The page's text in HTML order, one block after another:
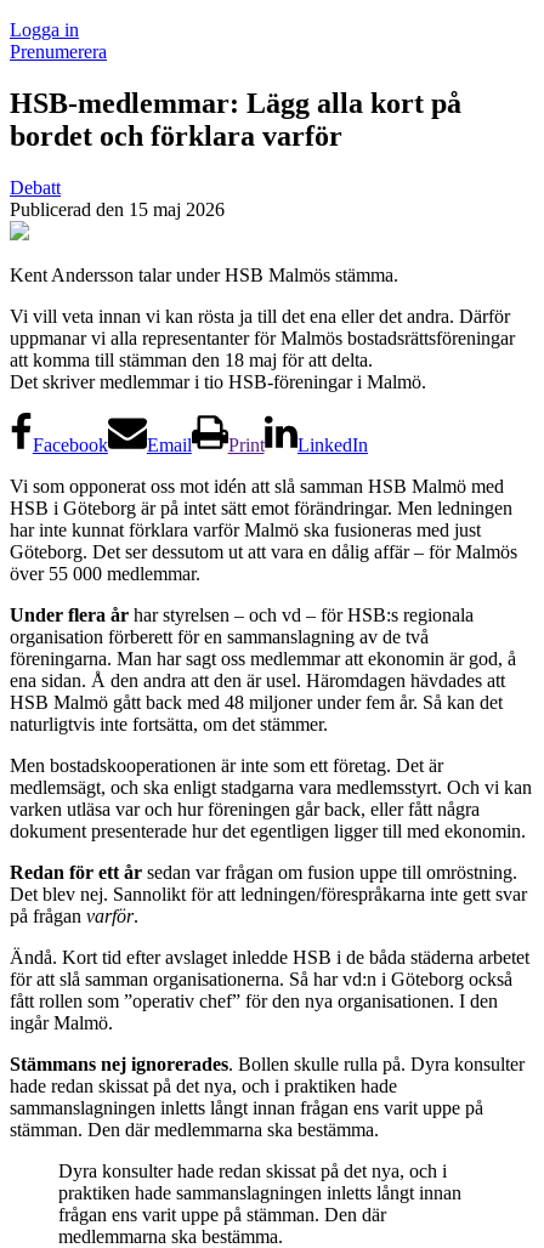
Logga in
Prenumerera
HSB-medlemmar: Lägg alla kort på
bordet och förklara varför
Debatt
Publicerad den 15 maj 2026
Kent Andersson talar under HSB Malmös stämma.
Vi vill veta innan vi kan rösta ja till det ena eller det andra. Därför
uppmanar vi alla representanter för Malmös bostadsrättsföreningar
att komma till stämman den 18 maj för att delta.
Det skriver medlemmar i tio HSB-föreningar i Malmö.
Facebook Email Print
LinkedIn
Vi som opponerat oss mot idén att slå samman HSB Malmö med
HSB i Göteborg är på intet sätt emot förändringar. Men ledningen
har inte kunnat förklara varför Malmö ska fusioneras med just
Göteborg. Det ser dessutom ut att vara en dålig affär – för Malmös
över 55 000 medlemmar.
Under flera år har styrelsen – och vd – för HSB:s regionala
organisation förberett för en sammanslagning av de två
föreningarna. Man har sagt oss medlemmar att ekonomin är god, å
ena sidan. Å den andra att den är usel. Häromdagen hävdades att
HSB Malmö gått back med 48 miljoner under fem år. Så kan det
naturligtvis inte fortsätta, om det stämmer.
Men bostadskooperationen är inte som ett företag. Det är
medlemsägt, och ska enligt stadgarna vara medlemsstyrt. Och vi kan
varken utläsa var och hur föreningen går back, eller fått några
dokument presenterade hur det egentligen ligger till med ekonomin.
Redan för ett år sedan var frågan om fusion uppe till omröstning.
Det blev nej. Sannolikt för att ledningen/förespråkarna inte gett svar
på frågan varför.
Ändå. Kort tid efter avslaget inledde HSB i de båda städerna arbetet
för att slå samman organisationerna. Så har vd:n i Göteborg också
fått rollen som ”operativ chef” för den nya organisationen. I den
ingår Malmö.
Stämmans nej ignorerades. Bollen skulle rulla på. Dyra konsulter
hade redan skissat på det nya, och i praktiken hade
sammanslagningen inletts långt innan frågan ens varit uppe på
stämman. Den där medlemmarna ska bestämma.
Dyra konsulter hade redan skissat på det nya, och i
praktiken hade sammanslagningen inletts långt innan
frågan ens varit uppe på stämman. Den där
medlemmarna ska bestämma.